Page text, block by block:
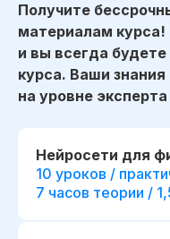
Получите
материалам
и вы всегда
курса. Ваши
на уровне
Нейросети для
10 уроков /
7 часов теории /